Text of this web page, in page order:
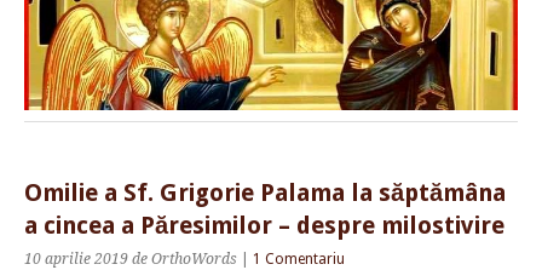
Omilie a Sf. Grigorie Palama la săptămâna
a cincea a Păresimilor – despre milostivire
10 aprilie 2019 de OrthoWords 1 Comentariu